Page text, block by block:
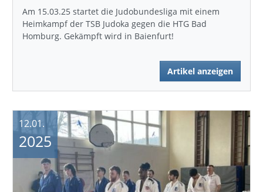
Am 15.03.25 startet die Judobundesliga mit einem
Heimkampf der TSB Judoka gegen die HTG Bad
Homburg. Gekämpft wird in Baienfurt!
Artikel anzeigen
12.01.
2025